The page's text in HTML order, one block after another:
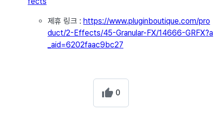
제휴 링크 : https://www.pluginboutique.com/pro
duct/2-Effects/45-Granular-FX/14666-GRFX?a
_aid=6202faac9bc27
0